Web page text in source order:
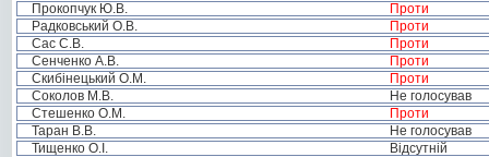
Прокопчук Ю.В.
Проти
Радковський О.В.
Проти
Сас С.В.
Проти
Сенченко А.В.
Проти
Скибінецький О.М.
Проти
Соколов М.В.
Не голосував
Стешенко О.М.
Проти
Таран В.В.
Не голосував
Тищенко О.І.
Відсутній